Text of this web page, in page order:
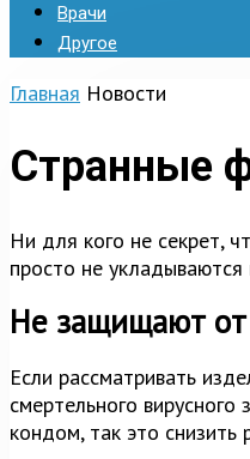
Врачи
Другое
Главная Новости
Странные
Ни для кого не секрет,
просто не укладываются
Не защищают
Если рассматривать
смертельного
кондом, так это снизить